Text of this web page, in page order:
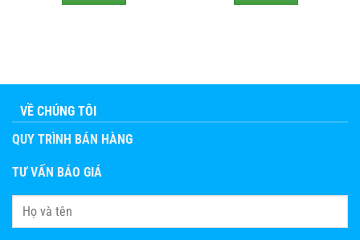
VỀ CHÚNG TÔI
QUY TRÌNH BÁN HÀNG
TƯ VẤN BÁO GIÁ